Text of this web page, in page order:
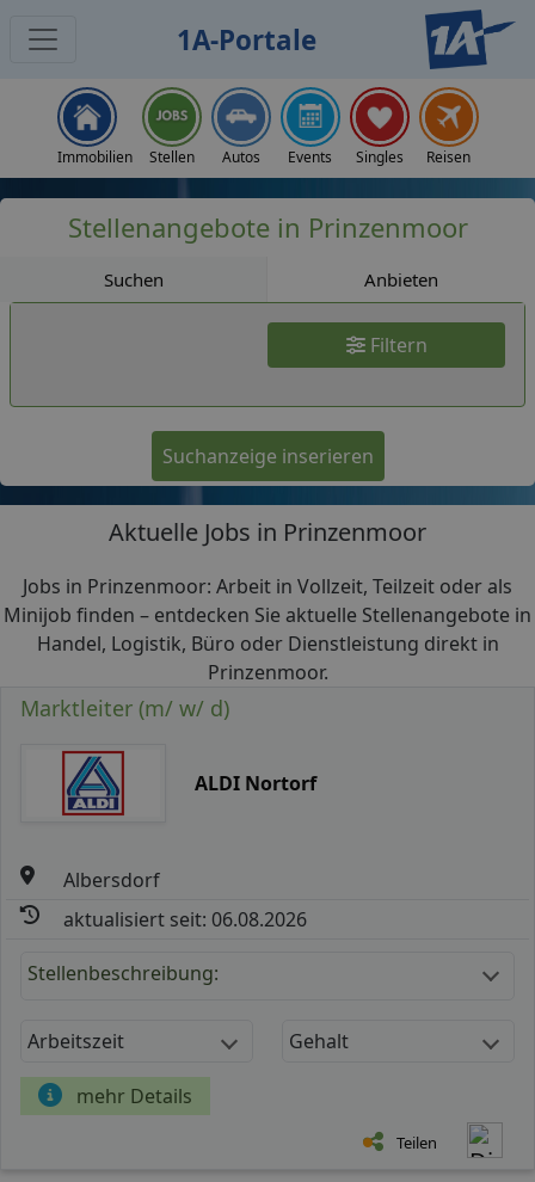
1A-Portale
Immobilien Stellen Autos Events Singles Reisen
Stellenangebote in Prinzenmoor
Suchen Anbieten
Filtern
Suchanzeige inserieren
Aktuelle Jobs in Prinzenmoor
Jobs in Prinzenmoor: Arbeit in Vollzeit, Teilzeit oder als
Minijob finden – entdecken Sie aktuelle Stellenangebote in
Handel, Logistik, Büro oder Dienstleistung direkt in
Prinzenmoor.
Marktleiter (m/ w/ d)
ALDI Nortorf
Albersdorf
aktualisiert seit: 06.08.2026
Stellenbeschreibung:
Arbeitszeit Gehalt
mehr Details
Teilen